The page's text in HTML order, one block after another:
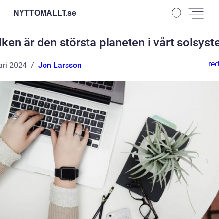
NYTTOMALLT.se
är den största planeten i vårt
2024 Jon Larsson